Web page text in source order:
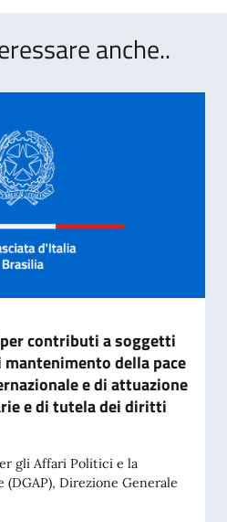
anche..
contributi a soggetti
della pace
e di attuazione
e di tutela dei diritti
gli Affari Politici e la
(DGAP), Direzione Generale